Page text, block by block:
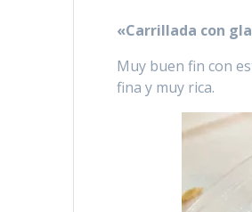
«Carrillada con
Muy buen fin con
fina y muy rica.